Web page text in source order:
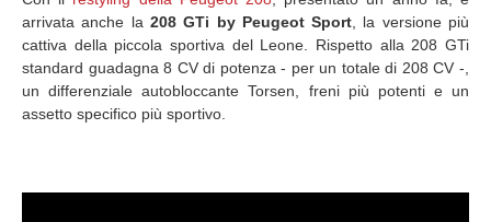
arrivata anche la 208 GTi by Peugeot Sport , la versione più
cattiva della piccola sportiva del Leone. Rispetto alla 208 GTi
standard guadagna 8 CV di potenza - per un totale di 208 CV -,
un differenziale autobloccante Torsen, freni più potenti e un
assetto specifico più sportivo.